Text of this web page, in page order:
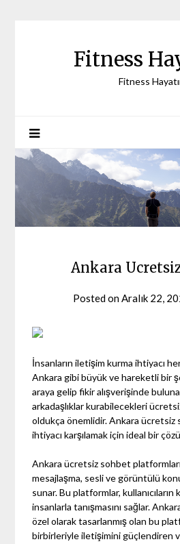
Fitness
Fitness
Ankara
Posted on Aralık 22,
İnsanların iletişim kurma ihtiyacı
Ankara gibi büyük ve hareketli bir
araya gelip fikir alışverişinde
arkadaşlıklar kurabilecekleri
oldukça önemlidir. Ankara ücretsiz
ihtiyacı karşılamak için ideal bir
Ankara ücretsiz sohbet
mesajlaşma, sesli ve görüntülü
sunar. Bu platformlar,
insanlarla tanışmasını sağlar.
özel olarak tasarlanmış olan bu
birbirleriyle iletişimini güçlendiren